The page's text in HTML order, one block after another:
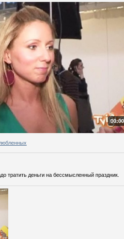
тратить деньги на бессмысленный праздник.